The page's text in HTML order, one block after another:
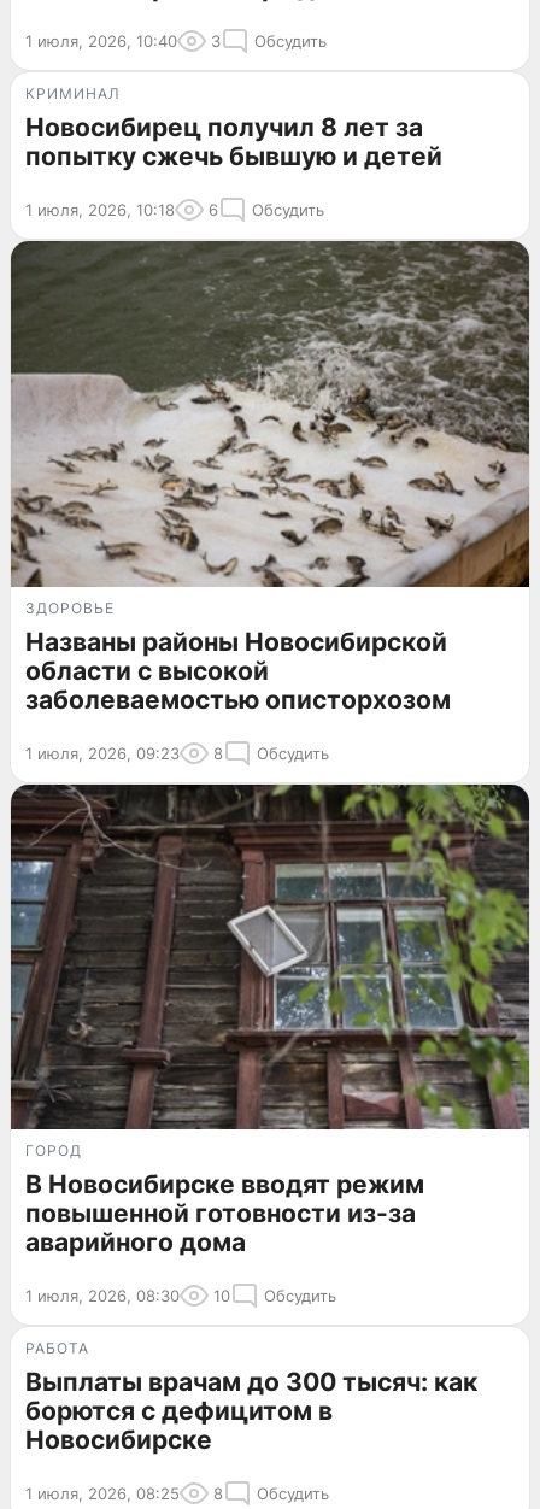
1 июля, 2026, 10:40 3 Обсудить
КРИМИНАЛ
Новосибирец получил 8 лет за
попытку сжечь бывшую и детей
1 июля, 2026, 10:18 6 Обсудить
ЗДОРОВЬЕ
Названы районы Новосибирской
области с высокой
заболеваемостью описторхозом
1 июля, 2026, 09:23 8 Обсудить
ГОРОД
В Новосибирске вводят режим
повышенной готовности из-за
аварийного дома
1 июля, 2026, 08:30 10 Обсудить
РАБОТА
Выплаты врачам до 300 тысяч: как
борются с дефицитом в
Новосибирске
1 июля, 2026, 08:25 8 Обсудить